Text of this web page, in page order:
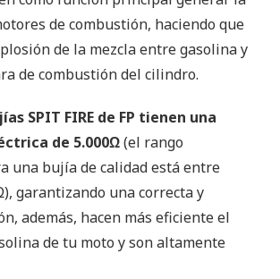
de combustión, haciendo que
de la mezcla entre gasolina y
de combustión del cilindro.
SPIT FIRE de FP tienen una
de 5.000Ω(el rango
una bujía de calidad está entre
garantizando una correcta y
además, hacen más eficiente el
de tu moto y son altamente